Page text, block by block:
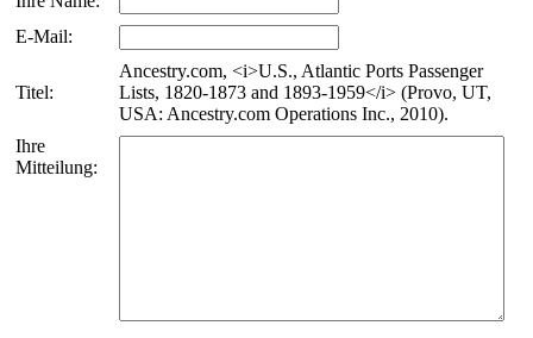
E-Mail:
Titel:
Ancestry.com, <i>U.S., Atlantic Ports Passenger
Lists, 1820-1873 and 1893-1959</i> (Provo, UT,
USA: Ancestry.com Operations Inc., 2010).
Ihre
Mitteilung: